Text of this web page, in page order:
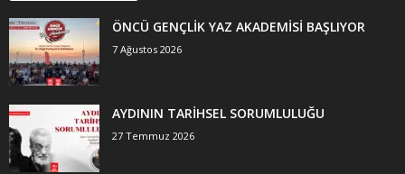
ÖNCÜ GENÇLİK YAZ AKADEMİSİ BAŞLIYOR
7 Ağustos 2026
AYDININ TARİHSEL SORUMLULUĞU
27 Temmuz 2026